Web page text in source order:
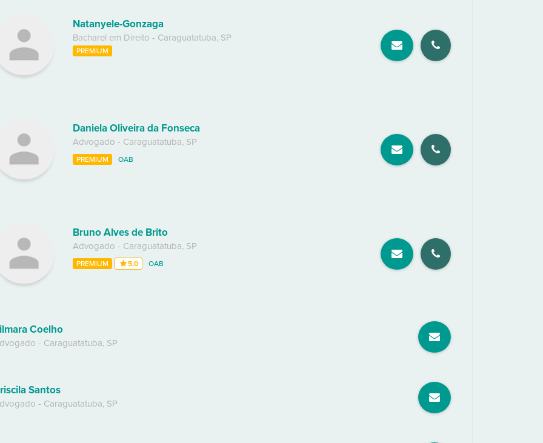
Natanyele-Gonzaga
Bacharel em Direito - Caraguatatuba, SP
PREMIUM
Daniela Oliveira da Fonseca
Advogado - Caraguatatuba, SP
PREMIUM OAB
Bruno Alves de Brito
Advogado - Caraguatatuba, SP
PREMIUM 5,0 OAB
Coelho
- Caraguatatuba, SP
Santos
- Caraguatatuba, SP